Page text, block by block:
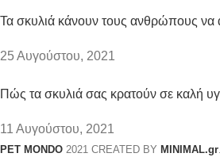
Τα σκυλιά κάνουν τους ανθρώπους να
25 Αυγούστου, 2021
Πώς τα σκυλιά σας κρατούν σε καλή
11 Αυγούστου, 2021
PET MONDO 2021 CREATED BY MINIMAL.gr